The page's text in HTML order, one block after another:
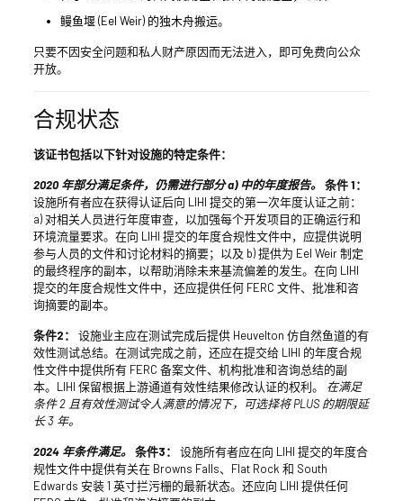
鳗鱼堰 (Eel Weir) 的独木舟搬运。
只要不因安全问题和私人财产原因而无法进入，即可免费向公众
开放。
合规状态
该证书包括以下针对设施的特定条件：
2020 年部分满足条件，仍需进行部分 a) 中的年度报告。
条件 1：
设施所有者应在获得认证后向 LIHI 提交的第一次年度认证之前：
a) 对相关人员进行年度审查，以加强每个开发项目的正确运行和
环境流量要求。在向 LIHI 提交的年度合规性文件中，应提供说明
参与人员的文件和讨论材料的摘要；以及 b) 提供为 Eel Weir 制定
的最终程序的副本，以帮助消除未来基流偏差的发生。在向 LIHI
提交的年度合规性文件中，还应提供任何 FERC 文件、批准和咨
询摘要的副本。
条件2：
设施业主应在测试完成后提供 Heuvelton 仿自然鱼道的有
效性测试总结。在测试完成之前，还应在提交给 LIHI 的年度合规
性文件中提供所有 FERC 备案文件、机构批准和咨询总结的副
本。LIHI 保留根据上游通道有效性结果修改认证的权利。 在满足
条件 2 且有效性测试令人满意的情况下，可选择将 PLUS 的期限延
长 3 年。
2024 年条件满足。 条件3：
设施所有者应在向 LIHI 提交的年度合
规性文件中提供有关在 Browns Falls、Flat Rock 和 South
Edwards 安装 1 英寸拦污栅的最新状态。还应向 LIHI 提供任何